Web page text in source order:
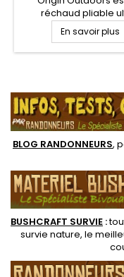
réchaud pliable
compact qui se
facilement dans une
Ce réchaud est
d'évacuation de
sans
En savoir plus
BLOG RANDONNEURS,
BUSHCRAFT SURVIE :
survie nature, le